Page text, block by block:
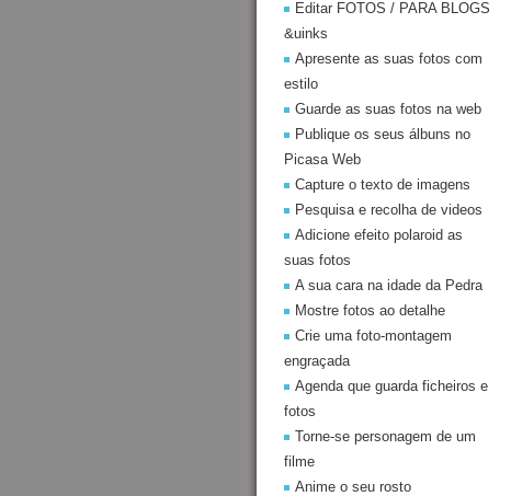
Editar FOTOS / PARA BLOGS
&uinks
Apresente as suas fotos com
estilo
Guarde as suas fotos na web
Publique os seus álbuns no
Picasa Web
Capture o texto de imagens
Pesquisa e recolha de videos
Adicione efeito polaroid as
suas fotos
A sua cara na idade da Pedra
Mostre fotos ao detalhe
Crie uma foto-montagem
engraçada
Agenda que guarda ficheiros e
fotos
Torne-se personagem de um
filme
Anime o seu rosto